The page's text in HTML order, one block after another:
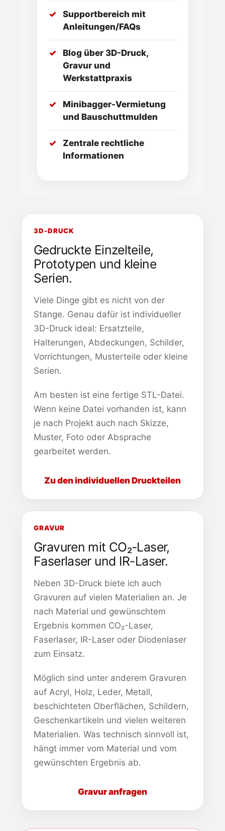
Supportbereich mit
Anleitungen/FAQs
Blog über 3D-Druck,
Gravur und
Werkstattpraxis
Minibagger-Vermietung
und Bauschuttmulden
Zentrale rechtliche
Informationen
3D-DRUCK
Gedruckte Einzelteile,
Prototypen und kleine
Serien.
Viele Dinge gibt es nicht von der
Stange. Genau dafür ist individueller
3D-Druck ideal: Ersatzteile,
Halterungen, Abdeckungen, Schilder,
Vorrichtungen, Musterteile oder kleine
Serien.
Am besten ist eine fertige STL-Datei.
Wenn keine Datei vorhanden ist, kann
je nach Projekt auch nach Skizze,
Muster, Foto oder Absprache
gearbeitet werden.
Zu den individuellen Druckteilen
GRAVUR
Gravuren mit CO₂-Laser,
Faserlaser und IR-Laser.
Neben 3D-Druck biete ich auch
Gravuren auf vielen Materialien an. Je
nach Material und gewünschtem
Ergebnis kommen CO₂-Laser,
Faserlaser, IR-Laser oder Diodenlaser
zum Einsatz.
Möglich sind unter anderem Gravuren
auf Acryl, Holz, Leder, Metall,
beschichteten Oberflächen, Schildern,
Geschenkartikeln und vielen weiteren
Materialien. Was technisch sinnvoll ist,
hängt immer vom Material und vom
gewünschten Ergebnis ab.
Gravur anfragen